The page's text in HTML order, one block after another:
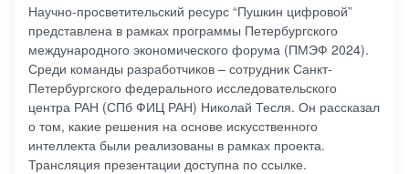
Научно-просветительский ресурс “Пушкин цифровой”
представлена в рамках программы Петербургского
международного экономического форума (ПМЭФ 2024).
Среди команды разработчиков – сотрудник Санкт-
Петербургского федерального исследовательского
центра РАН (СПб ФИЦ РАН) Николай Тесля. Он рассказал
о том, какие решения на основе искусственного
интеллекта были реализованы в рамках проекта.
Трансляция презентации доступна по ссылке.